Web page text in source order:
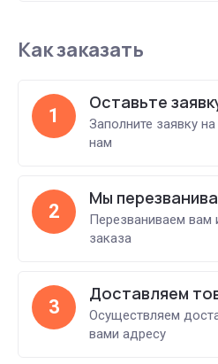
Как заказать
1
Оставьте
Заполните заявку
нам
2
Мы
Перезваниваем вам
заказа
3
Доставляем
Осуществляем
вами адресу